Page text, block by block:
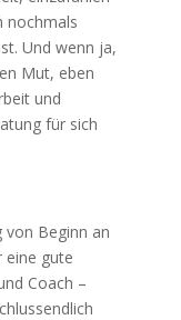
nochmals
Und wenn ja,
Mut, eben
und
für sich
von Beginn an
eine gute
Coach –